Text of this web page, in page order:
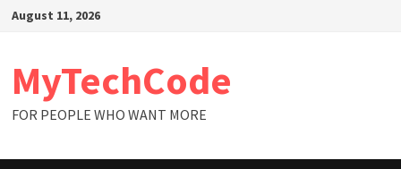
SkipAugust 11, 2026
MyTechCode
FOR PEOPLE WHO WANT MORE